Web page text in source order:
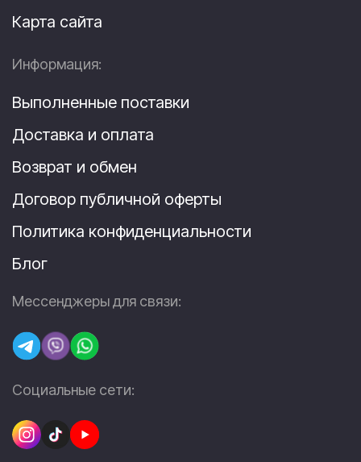
Карта сайта
Информация:
Выполненные поставки
Доставка и оплата
Возврат и обмен
Договор публичной оферты
Политика конфиденциальности
Блог
Мессенджеры для связи:
Социальные сети: